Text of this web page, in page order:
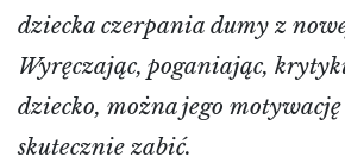
dziecka czerpania dumy z
Wyręczając, poganiając,
dziecko, można jego
skutecznie zabić.